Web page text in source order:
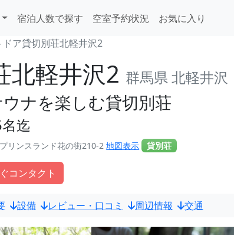
宿泊人数で探す 空室予約状況
お気に入り
ドア貸切別荘北軽井沢2
北軽井沢2 群馬県 北軽井沢
ナを楽しむ貸切別荘
迄
リンスランド花の街210-2地図表示 貸別荘
コンタクト
設備 レビュー・口コミ 周辺情報 交通